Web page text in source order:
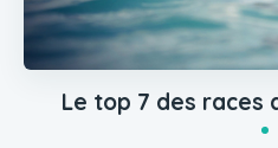
Le top 7 des races